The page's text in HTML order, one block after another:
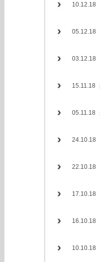
10.12.18
05.12.18
03.12.18
15.11.18
05.11.18
24.10.18
22.10.18
17.10.18
16.10.18
10.10.18